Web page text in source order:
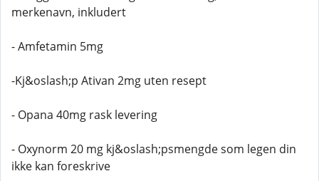
merkenavn, inkludert
- Amfetamin 5mg
-Kj&oslash;p Ativan 2mg uten resept
- Opana 40mg rask levering
- Oxynorm 20 mg kj&oslash;psmengde som legen din
ikke kan foreskrive